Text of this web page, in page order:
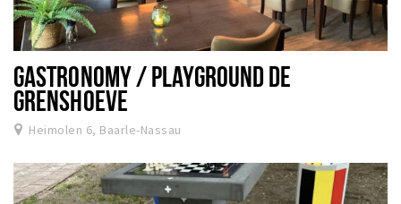
GASTRONOMY / PLAYGROUND DE
GRENSHOEVE
Heimolen 6, Baarle-Nassau